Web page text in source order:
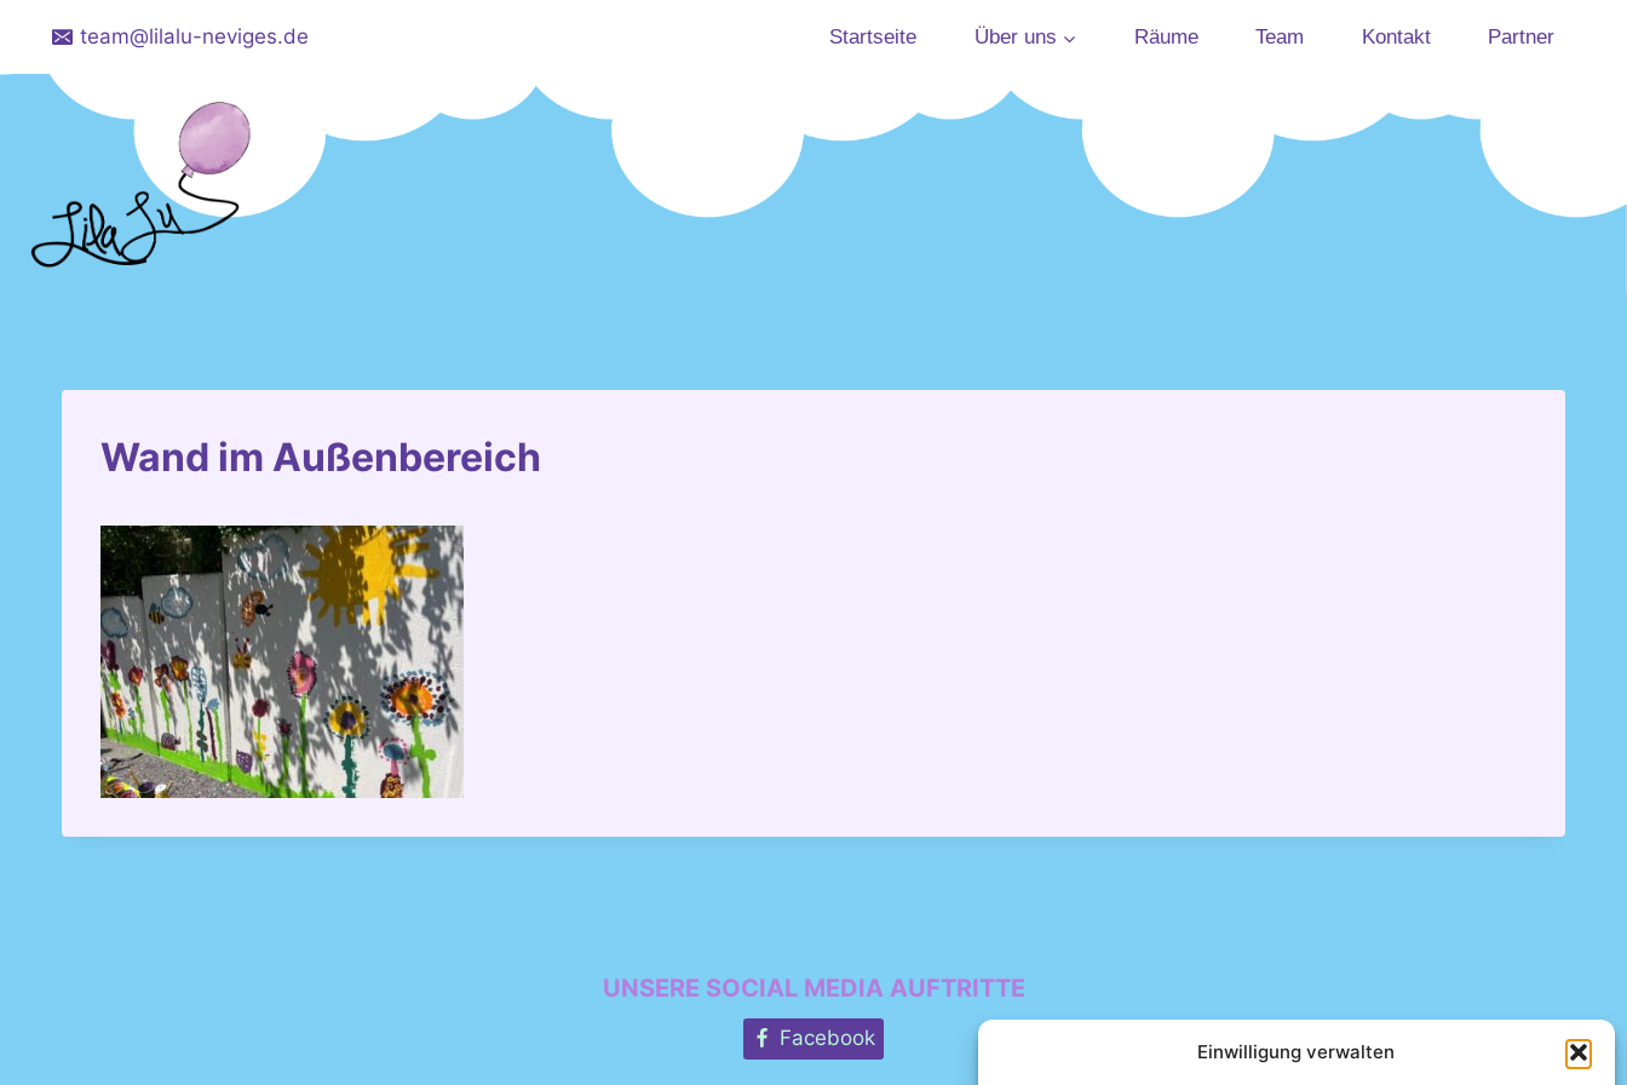
Einwilligung verwalten
springen
team@lilalu-neviges.de Startseite Über uns Räume Team Kontakt Partner
Wand im Außenbereich
UNSERE SOCIAL MEDIA AUFTRITTE
Facebook